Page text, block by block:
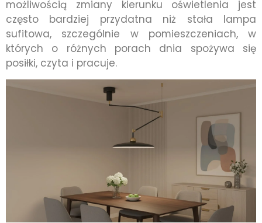
możliwością zmiany kierunku oświetlenia jest
często bardziej przydatna niż stała lampa
sufitowa, szczególnie w pomieszczeniach, w
których o różnych porach dnia spożywa się
posiłki, czyta i pracuje.